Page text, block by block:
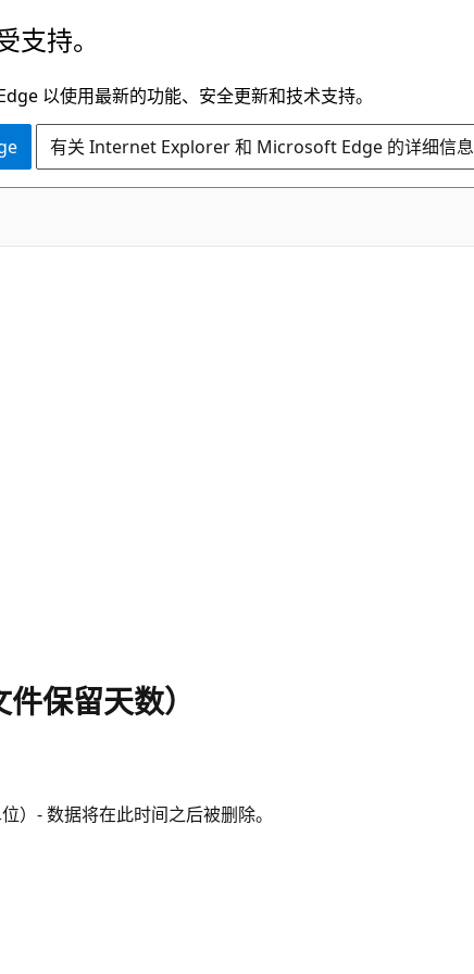
支持。
以使用最新的功能、安全更新和技术支持。
有关 Internet Explorer 和 Microsoft Edge 的详细信息
保留天数）
）- 数据将在此时间之后被删除。